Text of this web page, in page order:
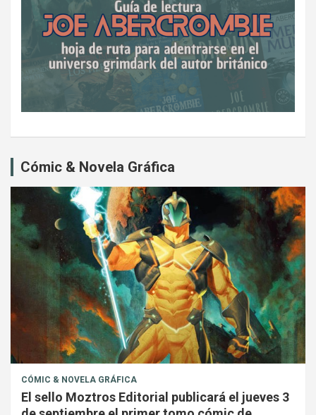
Cómic & Novela Gráfica
CÓMIC & NOVELA GRÁFICA
El sello Moztros Editorial publicará el jueves 3